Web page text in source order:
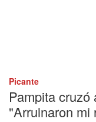
Picante
Pampita cruzó
"Arruinaron mi